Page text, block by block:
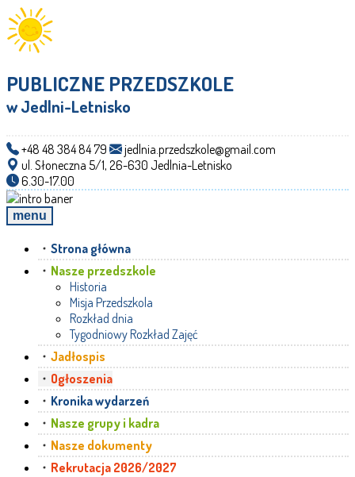
PUBLICZNE PRZEDSZKOLE
w Jedlni-Letnisko
+48 48 384 84 79
jedlnia.przedszkole@gmail.com
ul. Słoneczna 5/1, 26-630 Jedlnia-Letnisko
6.30-17.00
menu
Strona główna
Nasze przedszkole
Historia
Misja Przedszkola
Rozkład dnia
Tygodniowy Rozkład Zajęć
Jadłospis
Ogłoszenia
Kronika wydarzeń
Nasze grupy i kadra
Nasze dokumenty
Rekrutacja 2026/2027